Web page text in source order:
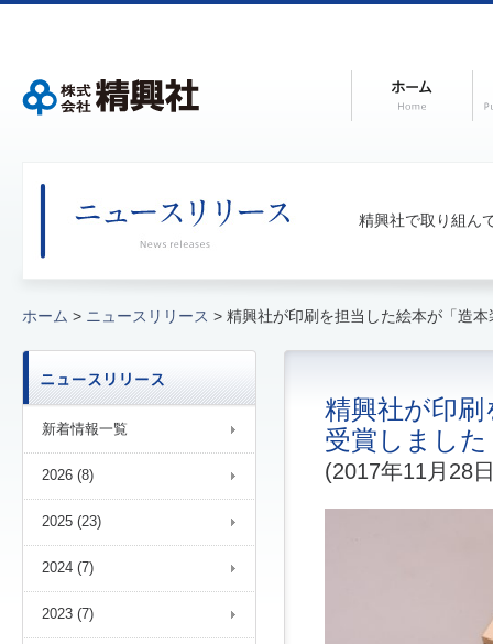
精興社で取り組ん
ホーム > ニュースリリース > 精興社が印刷を担当した絵本が「造
新着情報一覧
2026 (8)
2025 (23)
2024 (7)
2023 (7)
精興社が印
受賞しました
(2017年11月28